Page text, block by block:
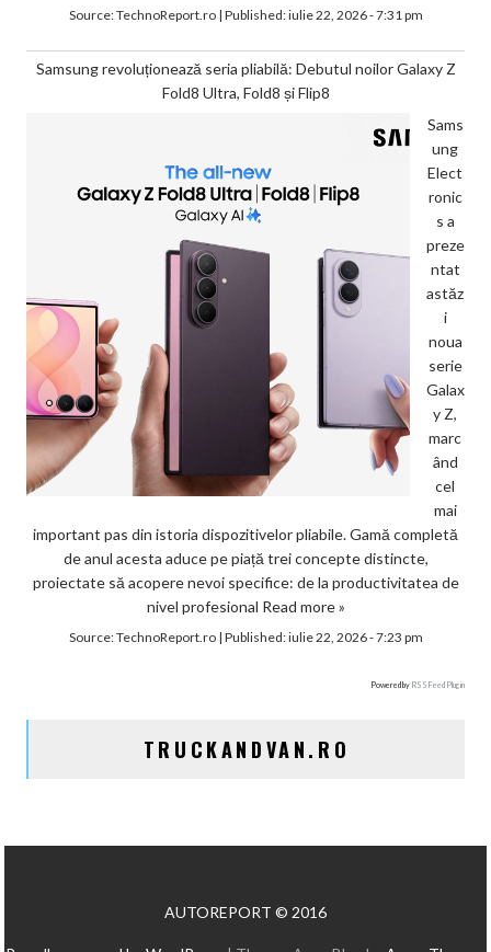
Source:TechnoReport.ro| Published:iulie 22, 2026 - 7:31 pm
Samsung revoluționează seria pliabilă: Debutul noilor Galaxy Z
Fold8 Ultra, Fold8 și Flip8
Sams
ung
Elect
ronic
s a
preze
ntat
astăz
i
noua
serie
Galax
y Z,
marc
ând
cel
mai
important pas din istoria dispozitivelor pliabile. Gamă completă
de anul acesta aduce pe piață trei concepte distincte,
proiectate să acopere nevoi specifice: de la productivitatea de
nivel profesional Read more »
Source:TechnoReport.ro| Published:iulie 22, 2026 - 7:23 pm
Powered by RSS Feed Plugin
TRUCKANDVAN.RO
AUTOREPORT © 2016